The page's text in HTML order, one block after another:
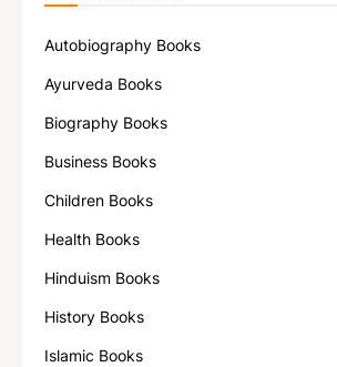
Autobiography Books
Ayurveda Books
Biography Books
Business Books
Children Books
Health Books
Hinduism Books
History Books
Islamic Books